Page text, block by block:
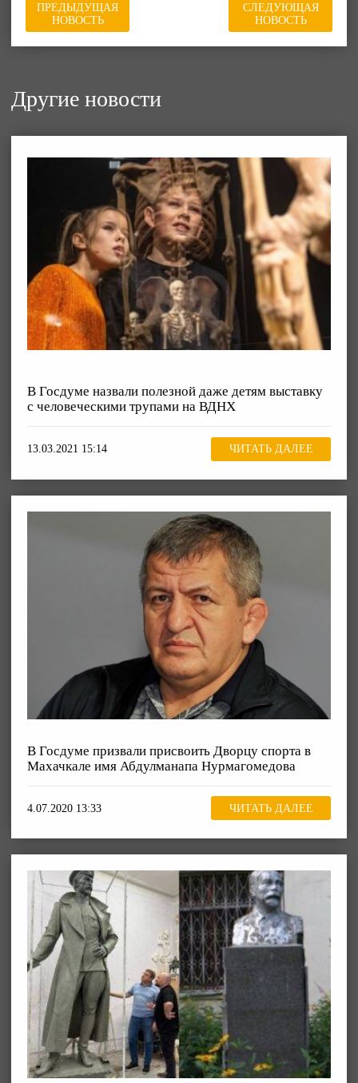
ПРЕДЫДУЩАЯ
НОВОСТЬ
СЛЕДУЮЩАЯ
НОВОСТЬ
Другие новости
В Госдуме назвали полезной даже детям выставку
с человеческими трупами на ВДНХ
13.03.2021 15:14 ЧИТАТЬ ДАЛЕЕ
В Госдуме призвали присвоить Дворцу спорта в
Махачкале имя Абдулманапа Нурмагомедова
4.07.2020 13:33 ЧИТАТЬ ДАЛЕЕ